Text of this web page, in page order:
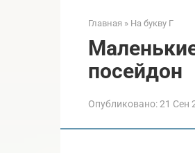
Главная » На букву Г
посейдон
Опубликовано:21 Сен